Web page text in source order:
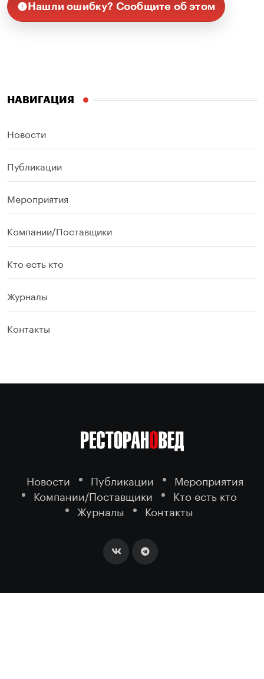
Нашли ошибку? Сообщите об этом
НАВИГАЦИЯ
Новости
Публикации
Мероприятия
Компании/Поставщики
Кто есть кто
Журналы
Контакты
Новости Публикации
Мероприятия
Компании/Поставщики
Кто есть кто
Журналы
Контакты